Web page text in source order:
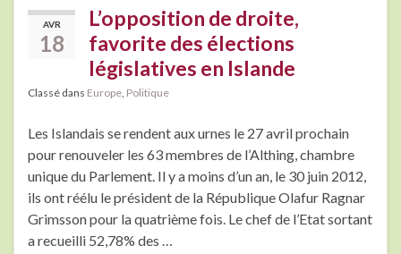
AVR
18
L’opposition de droite,
favorite des élections
législatives en Islande
Classé dans Europe, Politique
Les Islandais se rendent aux urnes le 27 avril prochain
pour renouveler les 63 membres de l’Althing, chambre
unique du Parlement. Il y a moins d’un an, le 30 juin 2012,
ils ont réélu le président de la République Olafur Ragnar
Grimsson pour la quatrième fois. Le chef de l’Etat sortant
a recueilli 52,78% des …